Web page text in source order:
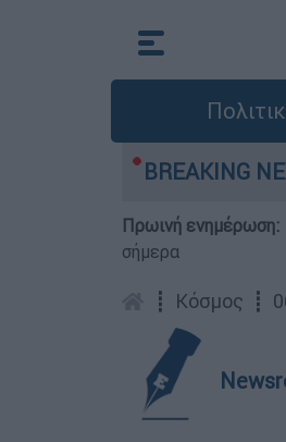
BREAKING
στο Αιγαίο
Πρωινή ενημέρωση:
σήμερα
┋ Κόσμος ┋